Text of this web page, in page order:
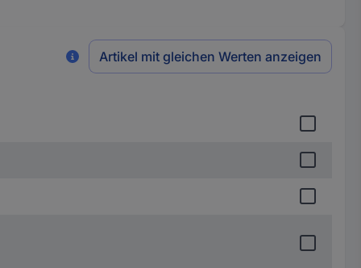
Artikel mit gleichen Werten anzeigen